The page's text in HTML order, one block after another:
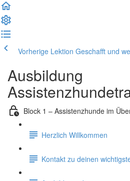
Vorherige Lektion Geschafft und
Ausbildung
Block 1 – Assistenzhunde im
Herzlich Willkommen
Kontakt zu deinen